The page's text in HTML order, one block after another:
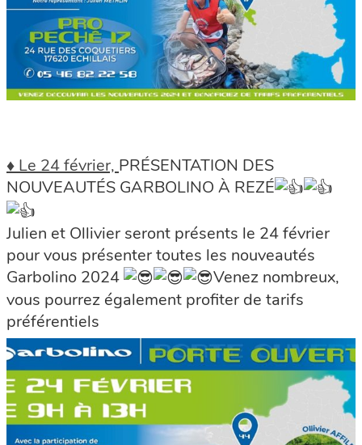
♦ Le 24 février, PRÉSENTATION DES
NOUVEAUTÉS GARBOLINO À REZÉ
Julien et Ollivier seront présents le 24 février
pour vous présenter toutes les nouveautés
Garbolino 2024
Venez nombreux,
vous pourrez également profiter de tarifs
préférentiels